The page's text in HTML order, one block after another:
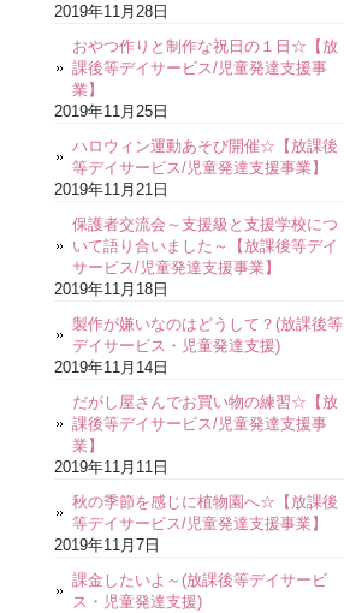
2019年11月28日
おやつ作りと制作な祝日の１日☆【放
課後等デイサービス/児童発達支援事
業】
2019年11月25日
ハロウィン運動あそび開催☆【放課後
等デイサービス/児童発達支援事業】
2019年11月21日
保護者交流会～支援級と支援学校につ
いて語り合いました～【放課後等デイ
サービス/児童発達支援事業】
2019年11月18日
製作が嫌いなのはどうして？(放課後等
デイサービス・児童発達支援)
2019年11月14日
だがし屋さんでお買い物の練習☆【放
課後等デイサービス/児童発達支援事
業】
2019年11月11日
秋の季節を感じに植物園へ☆【放課後
等デイサービス/児童発達支援事業】
2019年11月7日
課金したいよ～(放課後等デイサービ
ス・児童発達支援)